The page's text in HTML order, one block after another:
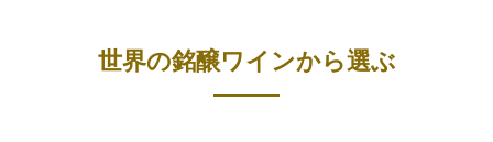
世界の銘醸ワインから選ぶ